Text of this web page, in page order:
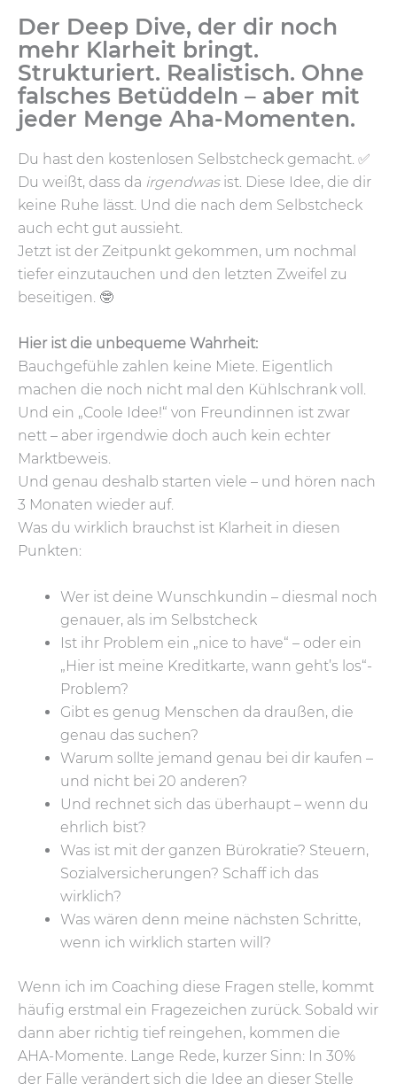
Der Deep Dive, der dir noch
mehr Klarheit bringt.
Strukturiert. Realistisch. Ohne
falsches Betüddeln – aber mit
jeder Menge Aha-Momenten.
Du hast den kostenlosen Selbstcheck gemacht. ✅
Du weißt, dass da irgendwasist. Diese Idee, die dir
keine Ruhe lässt. Und die nach dem Selbstcheck
auch echt gut aussieht.
Jetzt ist der Zeitpunkt gekommen, um nochmal
tiefer einzutauchen und den letzten Zweifel zu
beseitigen. 🤓
Hier ist die unbequeme Wahrheit:
Bauchgefühle zahlen keine Miete. Eigentlich
machen die noch nicht mal den Kühlschrank voll.
Und ein „Coole Idee!“ von Freundinnen ist zwar
nett – aber irgendwie doch auch kein echter
Marktbeweis.
Und genau deshalb starten viele – und hören nach
3 Monaten wieder auf.
Was du wirklich brauchst ist Klarheit in diesen
Punkten:
Wer ist deine Wunschkundin – diesmal noch
genauer, als im Selbstcheck
Ist ihr Problem ein „nice to have“ – oder ein
„Hier ist meine Kreditkarte, wann geht’s los“-
Problem?
Gibt es genug Menschen da draußen, die
genau das suchen?
Warum sollte jemand genau bei dir kaufen –
und nicht bei 20 anderen?
Und rechnet sich das überhaupt – wenn du
ehrlich bist?
Was ist mit der ganzen Bürokratie? Steuern,
Sozialversicherungen? Schaff ich das
wirklich?
Was wären denn meine nächsten Schritte,
wenn ich wirklich starten will?
Wenn ich im Coaching diese Fragen stelle, kommt
häufig erstmal ein Fragezeichen zurück. Sobald wir
dann aber richtig tief reingehen, kommen die
AHA-Momente. Lange Rede, kurzer Sinn: In 30%
der Fälle verändert sich die Idee an dieser Stelle